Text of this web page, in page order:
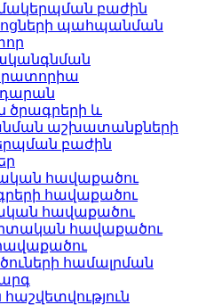
բաժին
պահպանման
ծրագրերի և
աշխատանքների
բաժին
հավաքածու
հավաքածու
հավաքածու
հավաքածու
համալրման